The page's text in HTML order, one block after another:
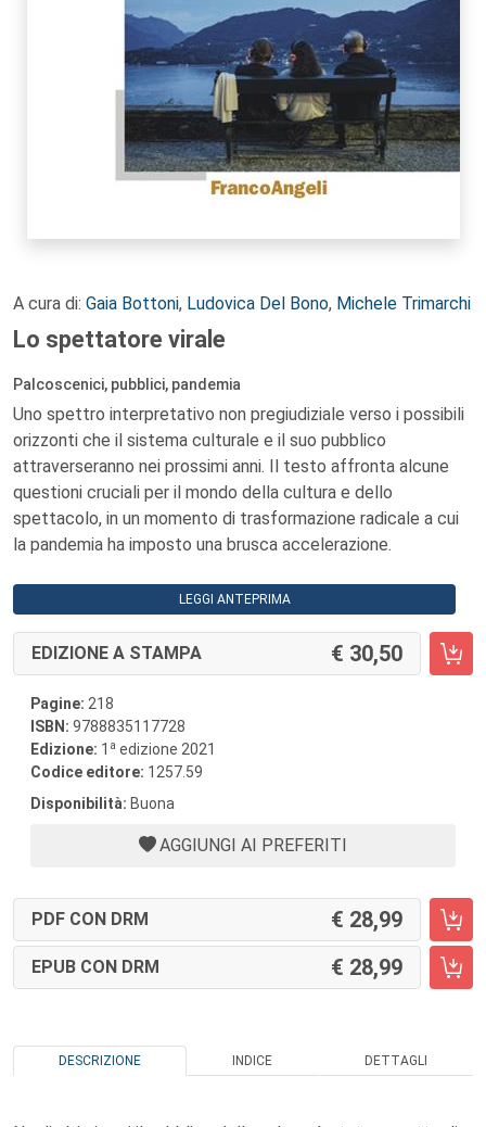
A cura di: Gaia Bottoni, Ludovica Del Bono, Michele Trimarchi
Lo spettatore virale
Palcoscenici, pubblici, pandemia
Uno spettro interpretativo non pregiudiziale verso i possibili
orizzonti che il sistema culturale e il suo pubblico
attraverseranno nei prossimi anni. Il testo affronta alcune
questioni cruciali per il mondo della cultura e dello
spettacolo, in un momento di trasformazione radicale a cui
la pandemia ha imposto una brusca accelerazione.
LEGGI ANTEPRIMA
EDIZIONE A STAMPA 30,50
Pagine: 218
ISBN: 9788835117728
Edizione: 1 a edizione 2021
Codice editore: 1257.59
Disponibilità: Buona
AGGIUNGI AI PREFERITI
PDF CON DRM 28,99
EPUB CON DRM 28,99
DESCRIZIONE INDICE DETTAGLI